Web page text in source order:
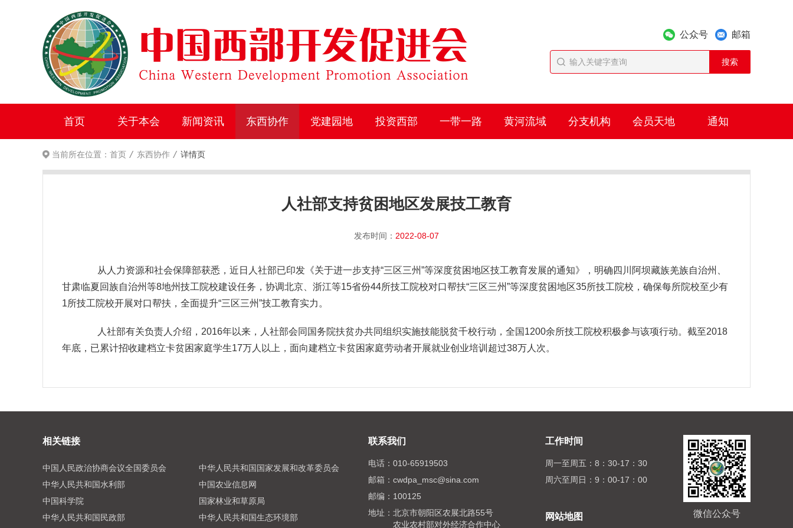
公众号 邮箱
首页 关于本会 新闻资讯 东西协作 党建园地 投资西部 一带一路 黄河流域 分支机构 会员天地 通知
当前所在位置： 首页 / 东西协作 / 详情页
人社部支持贫困地区发展技工教育
发布时间： 2022-08-07
从人力资源和社会保障部获悉，近日人社部已印发《关于进一步支持“三区三州”等深度贫困地区技工教育发展的通知》，明确四川阿坝藏族羌族自治州、
甘肃临夏回族自治州等8地州技工院校建设任务，协调北京、浙江等15省份44所技工院校对口帮扶“三区三州”等深度贫困地区35所技工院校，确保每所院校至少有
1所技工院校开展对口帮扶，全面提升“三区三州”技工教育实力。
人社部有关负责人介绍，2016年以来，人社部会同国务院扶贫办共同组织实施技能脱贫千校行动，全国1200余所技工院校积极参与该项行动。截至2018
年底，已累计招收建档立卡贫困家庭学生17万人以上，面向建档立卡贫困家庭劳动者开展就业创业培训超过38万人次。
相关链接
中国人民政治协商会议全国委员会
中华人民共和国国家发展和改革委员会
中华人民共和国水利部
中国农业信息网
中国科学院
国家林业和草原局
中华人民共和国民政部
中华人民共和国生态环境部
联系我们
电话： 010-65919503
邮箱： cwdpa_msc@sina.com
邮编： 100125
地址： 北京市朝阳区农展北路55号
农业农村部对外经济合作中心
工作时间
周一至周五：8：30-17：30
周六至周日：9：00-17：00
网站地图 微信公众号